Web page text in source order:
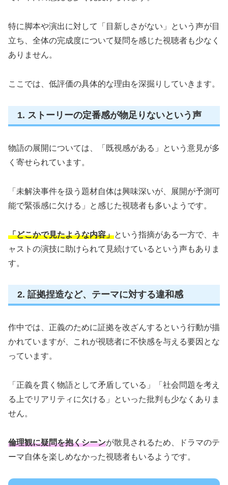
特に脚本や演出に対して「目新しさがない」という声が目
立ち、全体の完成度について疑問を感じた視聴者も少なく
ありません。
ここでは、低評価の具体的な理由を深掘りしていきます。
1. ストーリーの定番感が物足りないという声
物語の展開については、「既視感がある」という意見が多
く寄せられています。
「未解決事件を扱う題材自体は興味深いが、展開が予測可
能で緊張感に欠ける」と感じた視聴者も多いようです。
「どこかで見たような内容」という指摘がある一方で、キ
ャストの演技に助けられて見続けているという声もありま
す。
2. 証拠捏造など、テーマに対する違和感
作中では、正義のために証拠を改ざんするという行動が描
かれていますが、これが視聴者に不快感を与える要因とな
っています。
「正義を貫く物語として矛盾している」「社会問題を考え
る上でリアリティに欠ける」といった批判も少なくありま
せん。
倫理観に疑問を抱くシーンが散見されるため、ドラマのテ
ーマ自体を楽しめなかった視聴者もいるようです。